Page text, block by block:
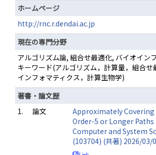
ホームページ
http://rnc.r.dendai.ac.jp
現在の専門分野
アルゴリズム論, 組合せ最適化, バイオイン
キーワード(アルゴリズム，計算量，組合せ
インフォマティクス，計算生物学)
著書・論文歴
1.
論文
Approximately Covering
Order-5 or Longer
Computer and System
(103704) (共著) 2026/03/